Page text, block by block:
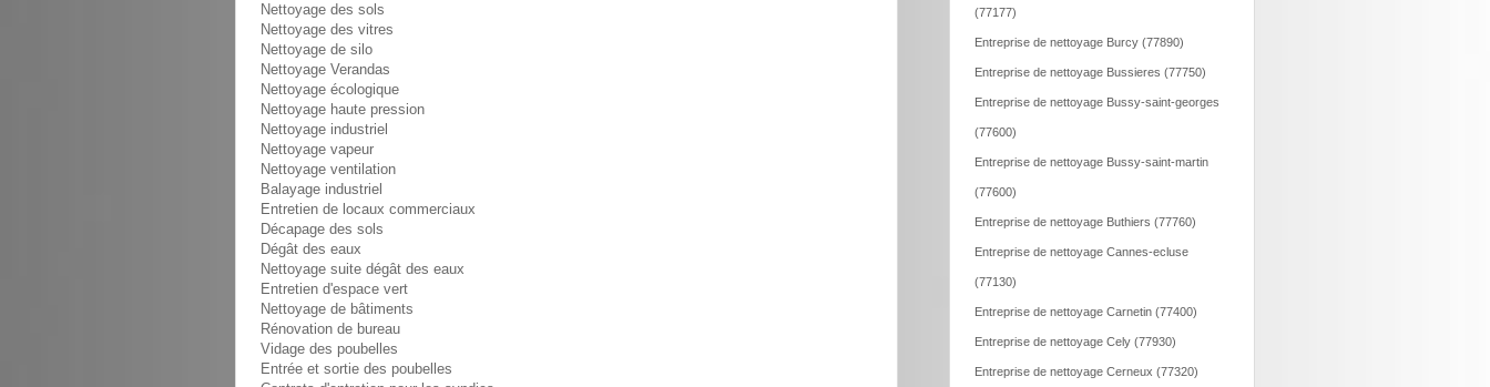
Nettoyage des sols
Nettoyage des vitres
Nettoyage de silo
Nettoyage Verandas
Nettoyage écologique
Nettoyage haute pression
Nettoyage industriel
Nettoyage vapeur
Nettoyage ventilation
Balayage industriel
Entretien de locaux commerciaux
Décapage des sols
Dégât des eaux
Nettoyage suite dégât des eaux
Entretien d'espace vert
Nettoyage de bâtiments
Rénovation de bureau
Vidage des poubelles
Entrée et sortie des poubelles
(77177)
Entreprise de nettoyage Burcy (77890)
Entreprise de nettoyage Bussieres (77750)
Entreprise de nettoyage Bussy-saint-georges
(77600)
Entreprise de nettoyage Bussy-saint-martin
(77600)
Entreprise de nettoyage Buthiers (77760)
Entreprise de nettoyage Cannes-ecluse
(77130)
Entreprise de nettoyage Carnetin (77400)
Entreprise de nettoyage Cely (77930)
Entreprise de nettoyage Cerneux (77320)